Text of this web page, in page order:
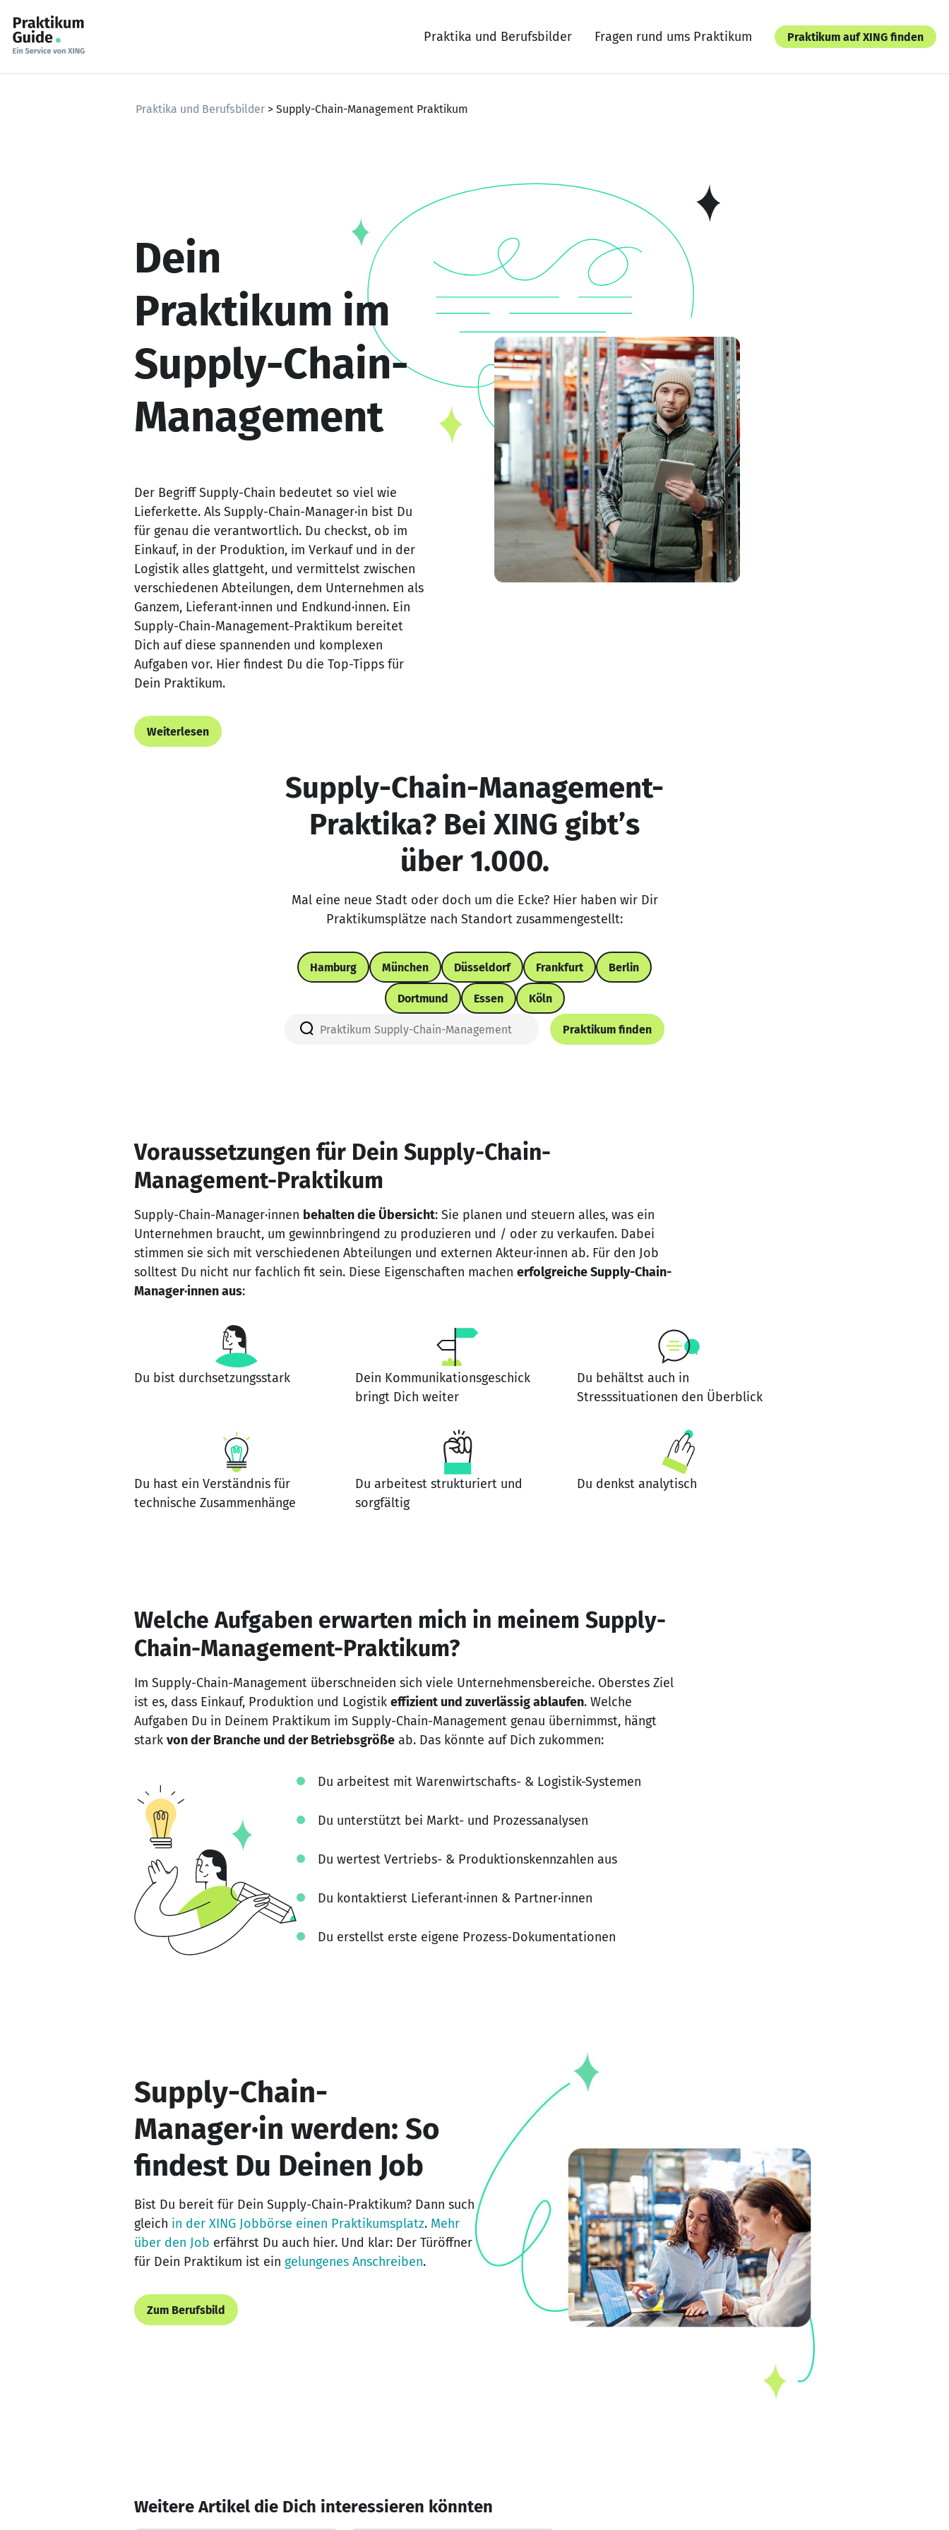
content
Praktika und Berufsbilder Fragen rund ums Praktikum Praktikum auf XING finden
Praktika und Berufsbilder > Supply-Chain-Management Praktikum
Dein
Praktikum im
Supply-Chain-
Management
Der Begriff Supply-Chain bedeutet so viel wie
Lieferkette. Als Supply-Chain-Manager·in bist Du
für genau die verantwortlich. Du checkst, ob im
Einkauf, in der Produktion, im Verkauf und in der
Logistik alles glattgeht, und vermittelst zwischen
verschiedenen Abteilungen, dem Unternehmen als
Ganzem, Lieferant·innen und Endkund·innen. Ein
Supply-Chain-Management-Praktikum bereitet
Dich auf diese spannenden und komplexen
Aufgaben vor. Hier findest Du die Top-Tipps für
Dein Praktikum.
Weiterlesen
Supply-Chain-Management-
Praktika? Bei XING gibt’s
über 1.000.
Mal eine neue Stadt oder doch um die Ecke? Hier haben wir Dir
Praktikumsplätze nach Standort zusammengestellt:
Hamburg München Düsseldorf Frankfurt Berlin
Dortmund Essen Köln
Praktikum finden
Voraussetzungen für Dein Supply-Chain-
Management-Praktikum
Supply-Chain-Manager·innen behalten die Übersicht: Sie planen und steuern alles, was ein
Unternehmen braucht, um gewinnbringend zu produzieren und / oder zu verkaufen. Dabei
stimmen sie sich mit verschiedenen Abteilungen und externen Akteur·innen ab. Für den Job
solltest Du nicht nur fachlich fit sein. Diese Eigenschaften machen erfolgreiche Supply-Chain-
Manager·innen aus:
Du bist durchsetzungsstark
Dein Kommunikationsgeschick
bringt Dich weiter
Du behältst auch in
Stresssituationen den Überblick
Du hast ein Verständnis für
technische Zusammenhänge
Du arbeitest strukturiert und
sorgfältig
Du denkst analytisch
Welche Aufgaben erwarten mich in meinem Supply-
Chain-Management-Praktikum?
Im Supply-Chain-Management überschneiden sich viele Unternehmensbereiche. Oberstes Ziel
ist es, dass Einkauf, Produktion und Logistik effizient und zuverlässig ablaufen. Welche
Aufgaben Du in Deinem Praktikum im Supply-Chain-Management genau übernimmst, hängt
stark von der Branche und der Betriebsgröße ab. Das könnte auf Dich zukommen:
Du arbeitest mit Warenwirtschafts- & Logistik-Systemen
Du unterstützt bei Markt- und Prozessanalysen
Du wertest Vertriebs- & Produktionskennzahlen aus
Du kontaktierst Lieferant·innen & Partner·innen
Du erstellst erste eigene Prozess-Dokumentationen
Supply-Chain-
Manager·in werden: So
findest Du Deinen Job
Bist Du bereit für Dein Supply-Chain-Praktikum? Dann such
gleich in der XING Jobbörse einen Praktikumsplatz. Mehr
über den Job erfährst Du auch hier. Und klar: Der Türöffner
für Dein Praktikum ist ein gelungenes Anschreiben.
Zum Berufsbild
Weitere Artikel die Dich interessieren könnten